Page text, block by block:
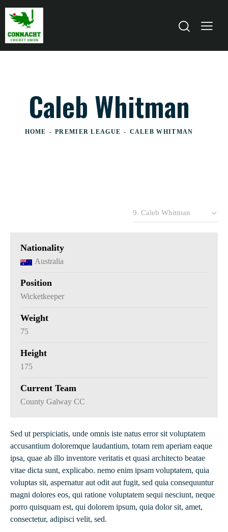
Caleb Whitman
HOME PREMIER LEAGUE CALEB WHITMAN
Nationality
Australia
Position
Wicketkeeper
Weight
75
Height
175
Current Team
County Galway CC
Sed ut perspiciatis, unde omnis iste natus error sit voluptatem
accusantium doloremque laudantium, totam rem aperiam eaque
ipsa, quae ab illo inventore veritatis et quasi architecto beatae
vitae dicta sunt, explicabo. nemo enim ipsam voluptatem, quia
voluptas sit, aspernatur aut odit aut fugit, sed quia consequuntur
magni dolores eos, qui ratione voluptatem sequi nesciunt, neque
porro quisquam est, qui dolorem ipsum, quia dolor sit, amet,
consectetur, adipisci velit, sed.